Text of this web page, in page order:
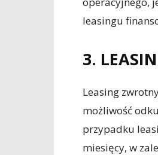
leasingu
3.
Leasing
możliwość
przypadku
miesięcy, w